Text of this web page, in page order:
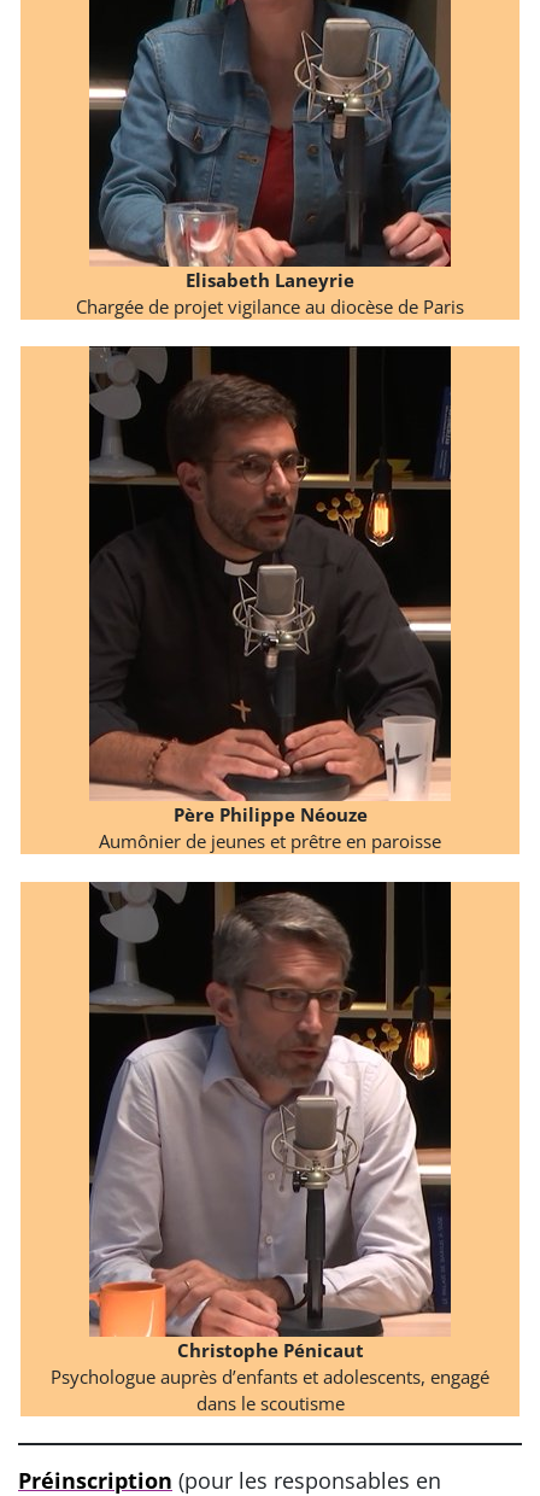
Elisabeth Laneyrie
Chargée de projet vigilance au diocèse de Paris
Père Philippe Néouze
Aumônier de jeunes et prêtre en paroisse
Christophe Pénicaut
Psychologue auprès d’enfants et adolescents, engagé
dans le scoutisme
Préinscription (pour les responsables en